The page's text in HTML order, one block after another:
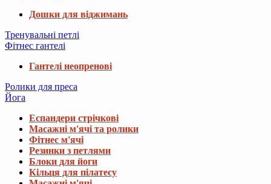
Дошки для віджимань
Тренувальні петлі
Фітнес гантелі
Гантелі неопренові
Ролики для преса
Йога
Еспандери стрічкові
Масажні м'ячі та ролики
Фітнес м'ячі
Резинки з петлями
Блоки для йоги
Кільця для пілатесу